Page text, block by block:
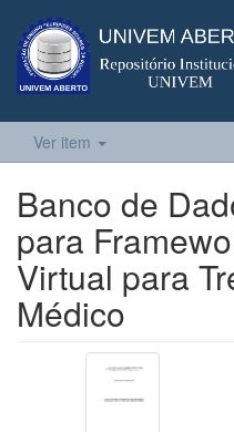
Ver item
Banco de
para
Virtual para
Médico